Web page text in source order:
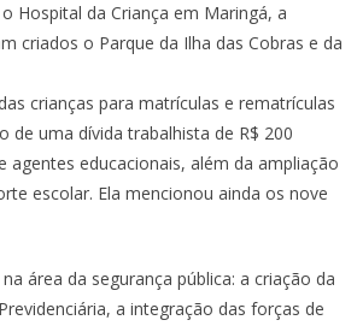
Hospital da Criança em Maringá, a
criados o Parque da Ilha das Cobras e da
crianças para matrículas e rematrículas
uma dívida trabalhista de R$ 200
educacionais, além da ampliação
escolar. Ela mencionou ainda os nove
área da segurança pública: a criação da
a integração das forças de